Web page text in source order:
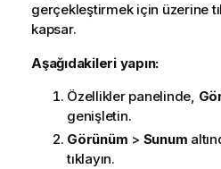
gerçekleştirmek için üzerine
kapsar.
Aşağıdakileri yapın:
Özellikler panelinde,
genişletin.
Görünüm > Sunum
tıklayın.